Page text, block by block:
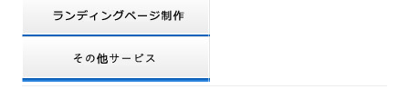
MONTHLY ARCHIVES: 7月 2008